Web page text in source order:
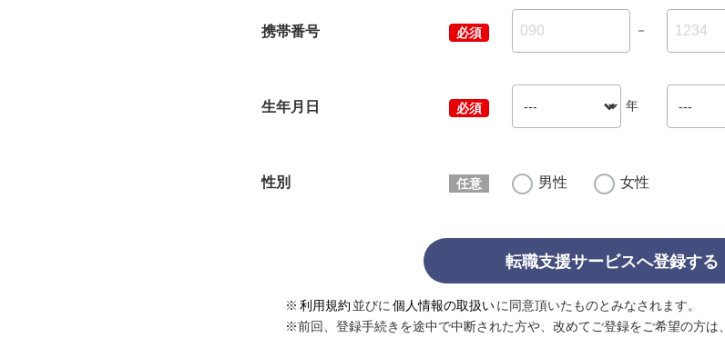
携帯番号 －
生年月日 年
性別 男性 女性
転職支援サービスへ登録する
※ 利用規約 並びに 個人情報の取扱いに同意頂いたものとみなされます。
※前回、登録手続きを途中で中断された方や、改めてご登録をご希望の方は、